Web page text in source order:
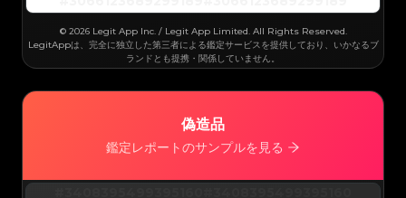
#3066123689299189#3066123689299189
#3066123689299189#3066123689299189
#3066123689299189#3066123689299189
#3066123689299189#3066123689299189
#3066123689299189#3066123689299189
#3066123689299189#3066123689299189
#3066123689299189#3066123689299189
#3066123689299189#3066123689299189
#3066123689299189#3066123689299189
#3066123689299189#3066123689299189
#3066123689299189#3066123689299189
#3066123689299189#3066123689299189
#3066123689299189#3066123689299189
#3066123689299189#3066123689299189
© 2026 Legit App Inc. / Legit App Limited. All Rights Reserved.
LegitAppは、完全に独立した第三者による鑑定サービスを提供しており、いかなるブ
ランドとも提携・関係していません。
偽造品
鑑定レポートのサンプルを見る